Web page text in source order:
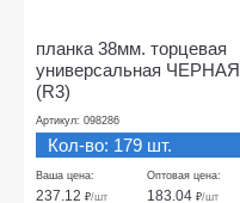
планка 38мм. торцевая
универсальная ЧЕРНАЯ
(R3)
Артикул: 098286
Кол-во: 179 шт.
Ваша цена:
237.12 ₽/шт
Оптовая цена:
183.04₽/шт